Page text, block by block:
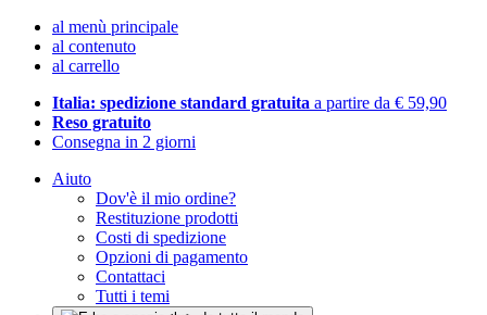
al menù principale
al contenuto
al carrello
Italia: spedizione standard gratuita a partire da € 59,90
Reso gratuito
Consegna in 2 giorni
Aiuto
Dov'è il mio ordine?
Restituzione prodotti
Costi di spedizione
Opzioni di pagamento
Contattaci
Tutti i temi